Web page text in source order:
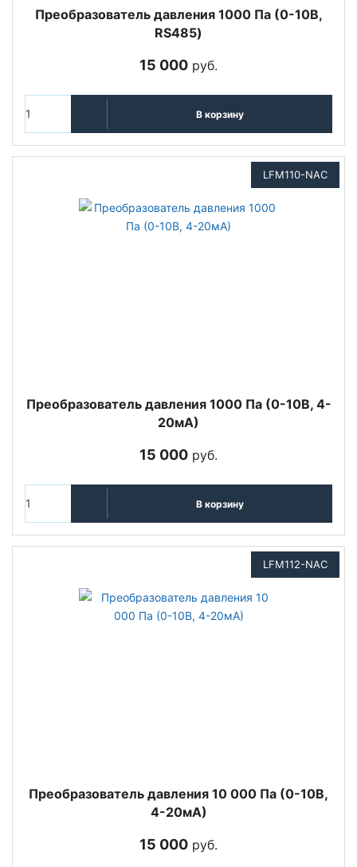
Преобразователь давления 1000 Па (0-10В,
RS485)
15 000 руб.
В корзину
LFM110-NAC
Преобразователь давления 1000 Па (0-10В, 4-
20мА)
15 000 руб.
В корзину
LFM112-NAC
Преобразователь давления 10 000 Па (0-10В,
4-20мА)
15 000 руб.